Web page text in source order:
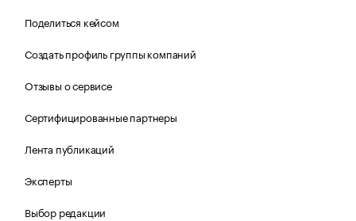
Поделиться кейсом
Создать профиль группы компаний
Отзывы о сервисе
Сертифицированные партнеры
Лента публикаций
Эксперты
Выбор редакции